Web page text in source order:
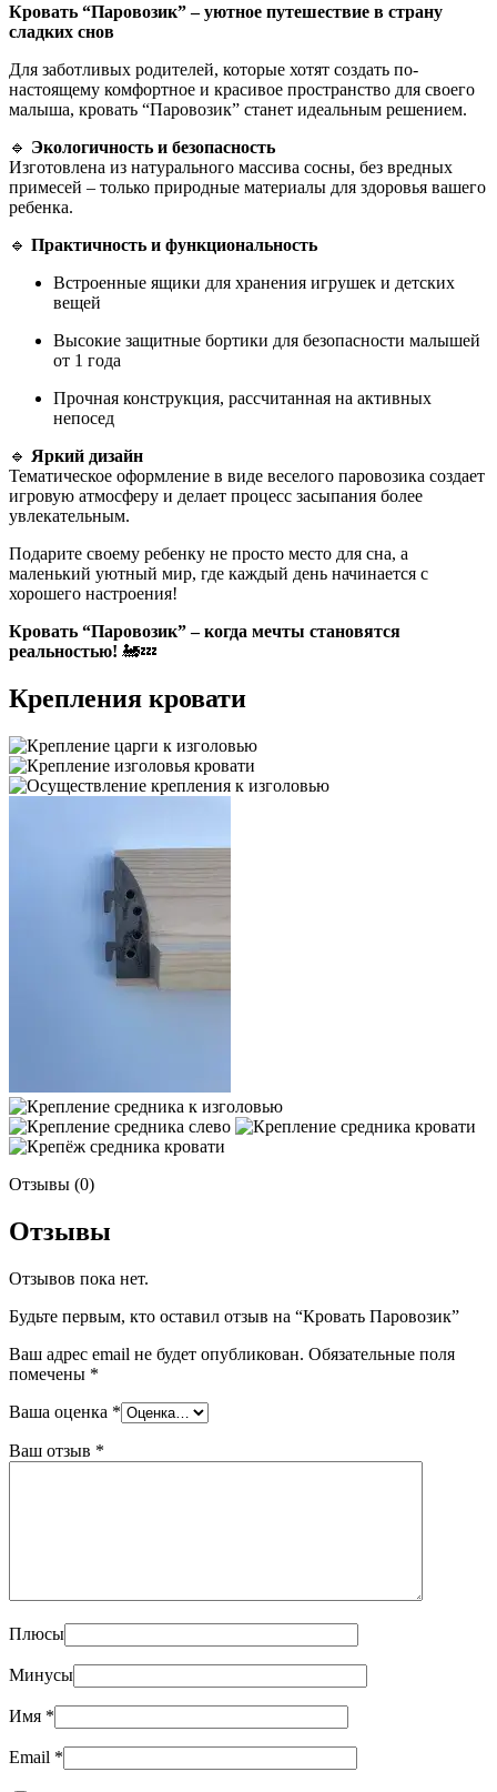
Кровать “Паровозик” – уютное путешествие в страну
сладких снов
Для заботливых родителей, которые хотят создать по-
настоящему комфортное и красивое пространство для своего
малыша, кровать “Паровозик” станет идеальным решением.
🔹 Экологичность и безопасность
Изготовлена из натурального массива сосны, без вредных
примесей – только природные материалы для здоровья вашего
ребенка.
🔹 Практичность и функциональность
Встроенные ящики для хранения игрушек и детских
вещей
Высокие защитные бортики для безопасности малышей
от 1 года
Прочная конструкция, рассчитанная на активных
непосед
🔹 Яркий дизайн
Тематическое оформление в виде веселого паровозика создает
игровую атмосферу и делает процесс засыпания более
увлекательным.
Подарите своему ребенку не просто место для сна, а
маленький уютный мир, где каждый день начинается с
хорошего настроения!
Кровать “Паровозик” – когда мечты становятся
реальностью! 🚂💤
Крепления кровати
Отзывы (0)
Отзывы
Отзывов пока нет.
Будьте первым, кто оставил отзыв на “Кровать Паровозик”
Ваш адрес email не будет опубликован. Обязательные поля
помечены *
Ваша оценка *
Ваш отзыв *
Плюсы
Минусы
Имя *
Email *